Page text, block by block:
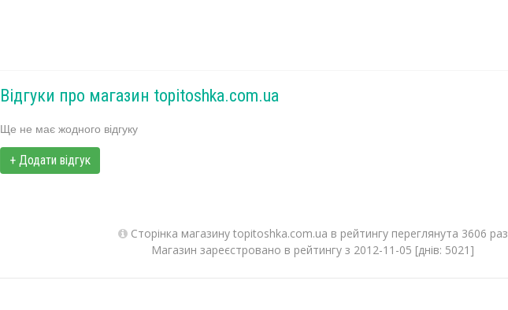
Відгуки про магазин topitoshka.com.ua
Ще не має жодного відгуку
+ Додати відгук
Сторінка магазину topitoshka.com.ua в рейтингу переглянута 3606 раз
Магазин зареєстровано в рейтингу з 2012-11-05 [днів: 5021]